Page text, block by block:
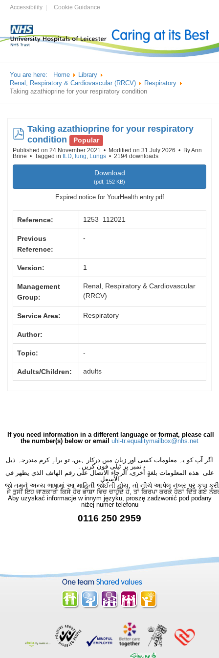
Accessibility Cookie Guidance
You are here: Home
Library
Renal, Respiratory & Cardiovascular (RRCV)
Respiratory
Taking azathioprine for your respiratory condition
pdf
Taking azathioprine for your respiratory
condition
Popular
Published on 24 November 2021 Modified on 31 July 2026 ByAnn
Brine
Tagged in ILD, lung, Lungs 2194 downloads
Download
(pdf, 152 KB)
Expired notice for YourHealth entry.pdf
Reference: 1253_112021
Previous
Reference:
-
Version: 1
Management
Group:
Renal, Respiratory & Cardiovascular
(RRCV)
Service Area: Respiratory
Author:
Topic: -
Adults/Children: adults
If you need information in a different language or format, please call
the number(s) below or email uhl-tr.equalitymailbox@nhs.net
اگر آپ کو یہ معلومات کسی اور زبان میں درکار ہیں، تو براہِ کرم مندرجہ ذیل
نمبر پر ٹیلی فون کریں۔
على هذه المعلومات بلغةٍ أُخرى، الرجاء الاتصال على رقم الهاتف الذي يظهر في
الأسفل
જો તમને અન્ય ભાષામાં આ માહિતી જોઈતી હોય, તો નીચે આપેલ નંબર પર કૃપા કરી
ਜੇ ਤੁਸੀਂ ਇਹ ਜਾਣਕਾਰੀ ਕਿਸੇ ਹੋਰ ਭਾਸ਼ਾ ਵਿਚ ਚਾਹੁੰਦੇ ਹੋ, ਤਾਂ ਕਿਰਪਾ ਕਰਕੇ ਹੇਠਾਂ ਦਿੱਤੇ ਗਏ
Aby uzyskać informacje w innym języku, proszę zadzwonić pod podany
niżej numer telefonu
0116 250 2959